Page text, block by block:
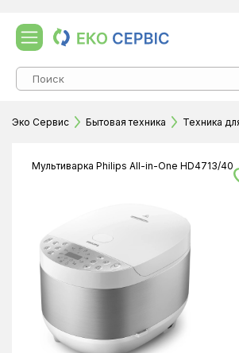
Эко Сервис Бытовая техника Техника
Мультиварка Philips All-in-One HD4713/40